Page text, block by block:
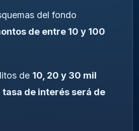
del fondo
de entre 10 y 100
de 10, 20 y 30 mil
tasa de interés será de